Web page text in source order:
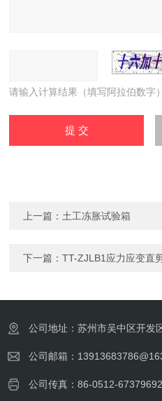
请输入计算结果（填写阿拉伯数字
上一篇： 土工冻胀试验箱
下一篇：TT-ZJLB1应力应变直
公司地址：苏州市吴中区开发
公司邮箱：
公司传真：86-0512-67379692